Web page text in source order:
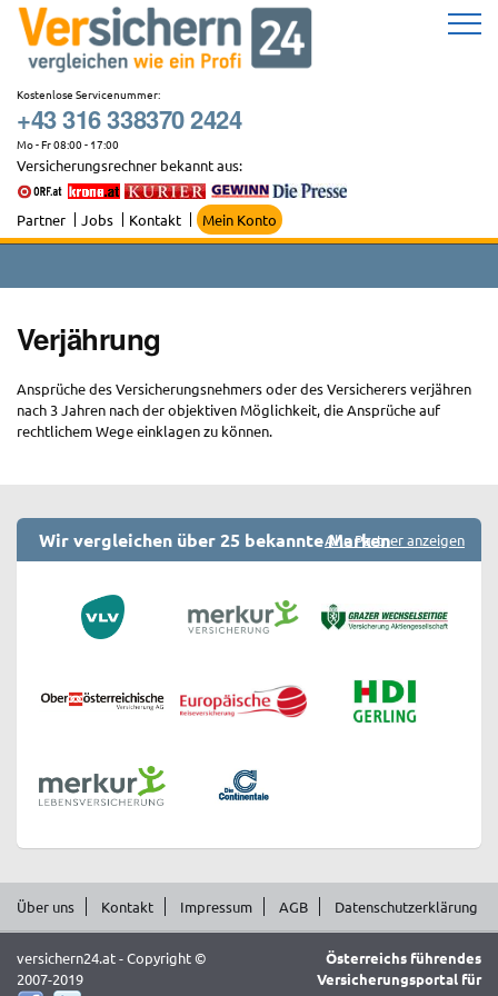
Zum
Inhalt
springen
Kostenlose Servicenummer:
+43 316 338370 2424
Mo - Fr 08:00 - 17:00
Versicherungsrechner bekannt aus:
Partner Jobs Kontakt Mein Konto
Verjährung
Ansprüche des Versicherungsnehmers oder des Versicherers verjähren
nach 3 Jahren nach der objektiven Möglichkeit, die Ansprüche auf
rechtlichem Wege einklagen zu können.
Wir vergleichen über 25 bekannte MarkenAlle Partner anzeigen
Über uns Kontakt Impressum AGB Datenschutzerklärung
versichern24.at - Copyright ©
2007-2019
Österreichs führendes
Versicherungsportal für